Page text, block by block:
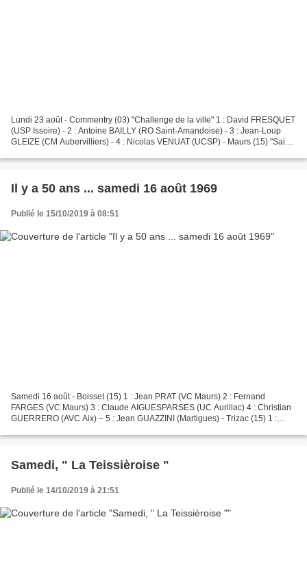
Lundi 23 août - Commentry (03) "Challenge de la ville" 1 : David FRESQUET
(USP Issoire) - 2 : Antoine BAILLY (RO Saint-Amandoise) - 3 : Jean-Loup
GLEIZE (CM Aubervilliers) - 4 : Nicolas VENUAT (UCSP) - Maurs (15) "Saint-
Il y a 50 ans ... samedi 16 août 1969
Publié le 15/10/2019 à 08:51
Samedi 16 août - Boisset (15) 1 : Jean PRAT (VC Maurs) 2 : Fernand
FARGES (VC Maurs) 3 : Claude AIGUESPARSES (UC Aurillac) 4 : Christian
GUERRERO (AVC Aix) – 5 : Jean GUAZZINI (Martigues) - Trizac (15) 1 :
Samedi, " La Teissièroise "
Publié le 14/10/2019 à 21:51